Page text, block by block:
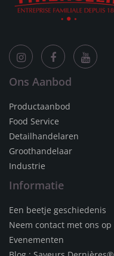
Ons Aanbod
Productaanbod
Food Service
Detailhandelaren
Groothandelaar
Industrie
Informatie
Een beetje geschiedenis
Neem contact met ons op
Evenementen